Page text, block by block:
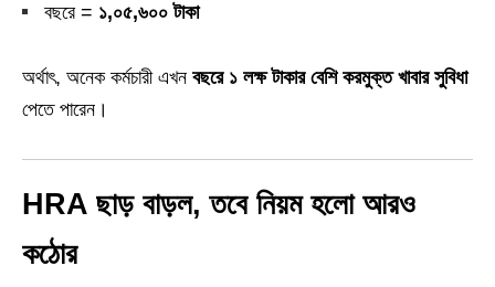
বছরে = ১,০৫,৬০০ টাকা
অর্থাৎ, অনেক কর্মচারী এখন বছরে ১ লক্ষ টাকার বেশি করমুক্ত খাবার সুবিধা
পেতে পারেন।
HRA ছাড় বাড়ল, তবে নিয়ম হলো আরও
কঠোর